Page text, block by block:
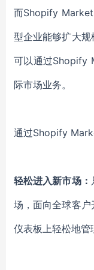
而Shopify
型企业能够扩大规
可以通过Shopify
际市场业务。
通过Shopify
轻松进入新市场：
场，面向全球客户
仪表板上轻松地管